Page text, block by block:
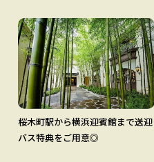
桜木町駅から横浜迎賓館まで送迎
バス特典をご用意◎